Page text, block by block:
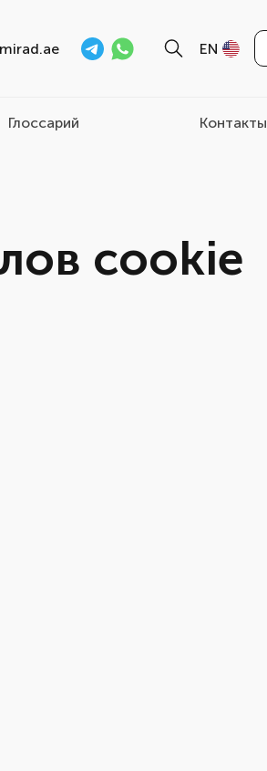
EN
Глоссарий Контакты
cookie